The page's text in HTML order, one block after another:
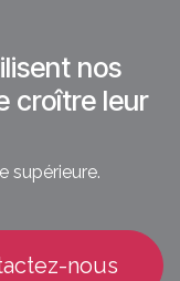
nos
croître leur
supérieure.
nous